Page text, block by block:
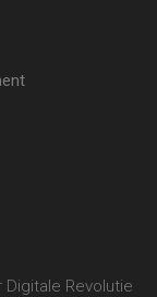
Digitale Revolutie